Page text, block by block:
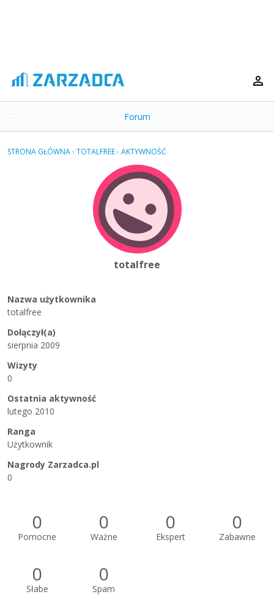
o
g
Forum
STRONA GŁÓWNA› TOTALFREE› AKTYWNOŚĆ
totalfree
Nazwa użytkownika
totalfree
Dołączył(a)
sierpnia 2009
Wizyty
0
Ostatnia aktywność
lutego 2010
Ranga
Użytkownik
Nagrody Zarzadca.pl
0
0
Pomocne
0
Ważne
0
Ekspert
0
Zabawne
0
Słabe
0
Spam